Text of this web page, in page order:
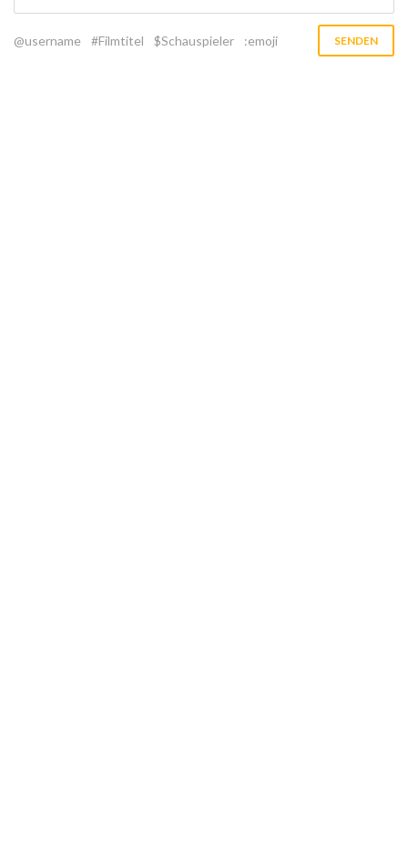
@username #Filmtitel $Schauspieler :emoji